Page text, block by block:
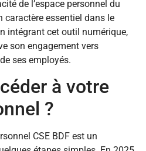
de l’espace personnel du
caractère essentiel dans le
intégrant cet outil numérique,
son engagement vers
ses employés.
à votre
?
CSE BDF est un